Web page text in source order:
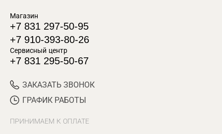
Магазин
+7 831 297-50-95
+7 910-393-80-26
Сервисный центр
+7 831 295-50-67
ЗАКАЗАТЬ ЗВОНОК
ГРАФИК РАБОТЫ
ПРИНИМАЕМ К ОПЛАТЕ